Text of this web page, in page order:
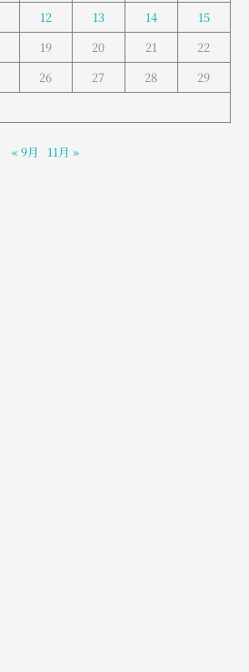
12 13 14
15
19 20 21
22
26 27 28
29
« 9月 11月 »